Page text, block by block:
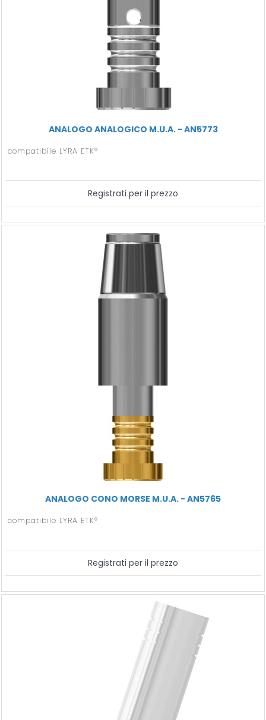
ANALOGO ANALOGICO M.U.A. - AN5773
compatibile LYRA ETK®
Registrati per il prezzo
ANALOGO CONO MORSE M.U.A. - AN5765
compatibile LYRA ETK®
Registrati per il prezzo